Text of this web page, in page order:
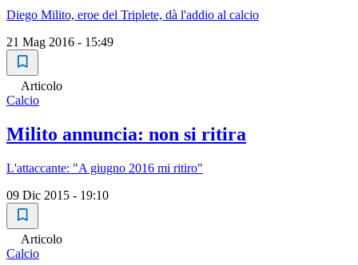
Diego Milito, eroe del Triplete, dà l'addio al calcio
21 Mag 2016 - 15:49
Articolo
Calcio
Milito annuncia: non si ritira
L'attaccante: "A giugno 2016 mi ritiro"
09 Dic 2015 - 19:10
Articolo
Calcio